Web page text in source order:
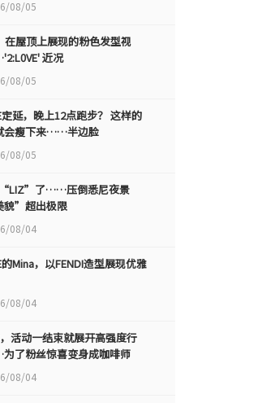
08/05
在屋顶上展现的粉色发型视
近况
08/05
定延，晚上12点跑步？ 这样的
会瘦下来……半边脸
08/05
了……压倒悉尼夜景
”超出极限
08/04
的Mina，以FENDI造型展现优雅
08/04
活动一结束就展开高强度行
了粉丝惊喜变身成咖啡师
08/04